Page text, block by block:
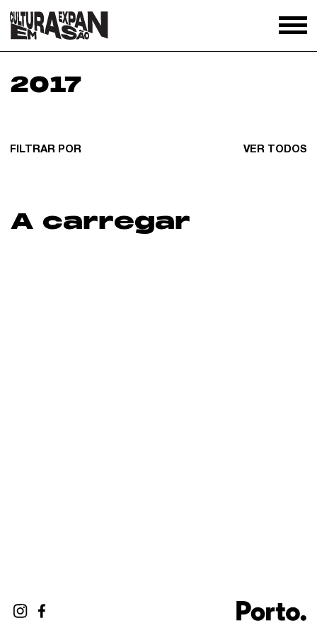
2017
FILTRAR POR VER TODOS
A carregar